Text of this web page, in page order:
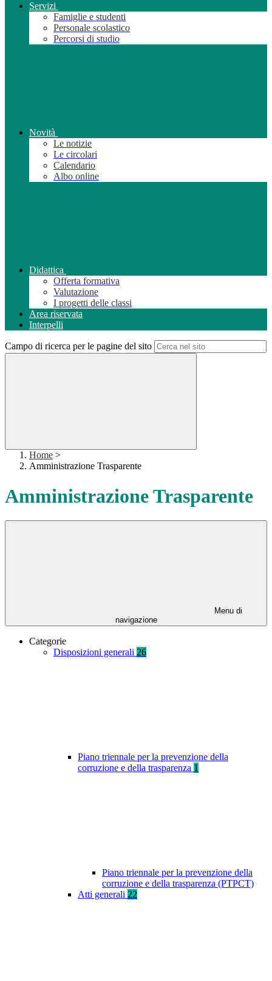
Servizi
Famiglie e studenti
Personale scolastico
Percorsi di studio
Novità
Le notizie
Le circolari
Calendario
Albo online
Didattica
Offerta formativa
Valutazione
I progetti delle classi
Area riservata
Interpelli
Campo di ricerca per le pagine del sito
Home >
Amministrazione Trasparente
Amministrazione Trasparente
Menu di
navigazione
Categorie
Disposizioni generali 26
Piano triennale per la prevenzione della
corruzione e della trasparenza 1
Piano triennale per la prevenzione della
corruzione e della trasparenza (PTPCT)
Atti generali 22